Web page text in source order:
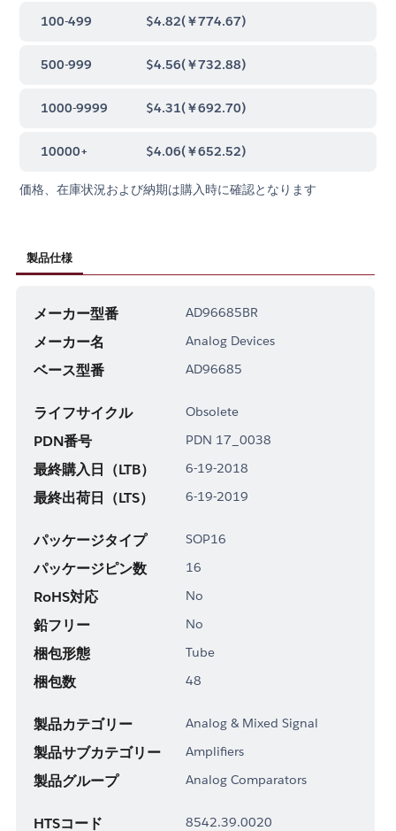
100-499 $4.82(￥774.67)
500-999 $4.56(￥732.88)
1000-9999 $4.31(￥692.70)
10000+ $4.06(￥652.52)
価格、在庫状況および納期は購入時に確認となります
製品仕様
メーカー型番 AD96685BR
メーカー名 Analog Devices
ベース型番 AD96685
ライフサイクル Obsolete
PDN番号 PDN 17_0038
最終購入日（LTB） 6-19-2018
最終出荷日（LTS） 6-19-2019
パッケージタイプ SOP16
パッケージピン数 16
RoHS対応 No
鉛フリー No
梱包形態 Tube
梱包数 48
製品カテゴリー Analog & Mixed Signal
製品サブカテゴリー Amplifiers
製品グループ Analog Comparators
HTSコード 8542.39.0020